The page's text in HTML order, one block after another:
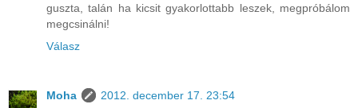
guszta, talán ha kicsit gyakorlottabb leszek, megpróbálom
megcsinálni!
Válasz
Moha
2012. december 17. 23:54